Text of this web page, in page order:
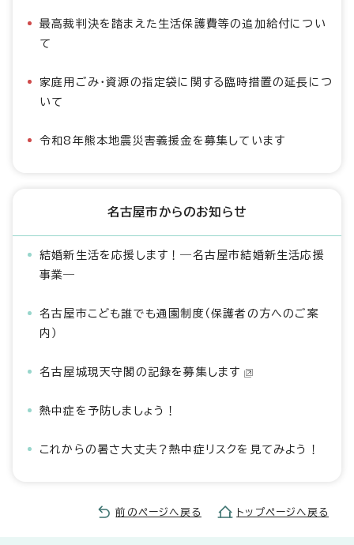
最高裁判決を踏まえた生活保護費等の追加給付につい
て
家庭用ごみ・資源の指定袋に関する臨時措置の延長につ
いて
令和8年熊本地震災害義援金を募集しています
名古屋市からのお知らせ
結婚新生活を応援します！―名古屋市結婚新生活応援
事業―
名古屋市こども誰でも通園制度（保護者の方へのご案
内）
名古屋城現天守閣の記録を募集します
熱中症を予防しましょう！
これからの暑さ大丈夫？熱中症リスクを見てみよう！
前のページへ戻る トップページへ戻る